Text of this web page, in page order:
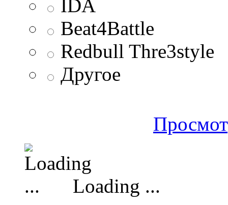
IDA
Beat4Battle
Redbull Thre3style
Другое
Loading ...